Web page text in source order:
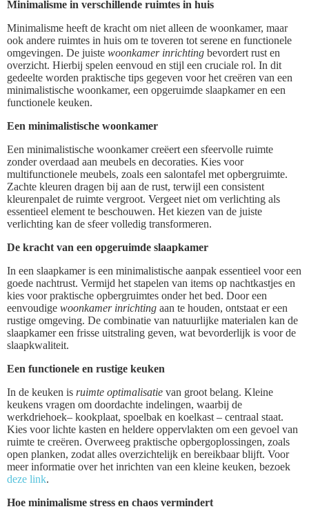
Minimalisme in verschillende ruimtes in huis
Minimalisme heeft de kracht om niet alleen de woonkamer, maar
ook andere ruimtes in huis om te toveren tot serene en functionele
omgevingen. De juiste woonkamer inrichting bevordert rust en
overzicht. Hierbij spelen eenvoud en stijl een cruciale rol. In dit
gedeelte worden praktische tips gegeven voor het creëren van een
minimalistische woonkamer, een opgeruimde slaapkamer en een
functionele keuken.
Een minimalistische woonkamer
Een minimalistische woonkamer creëert een sfeervolle ruimte
zonder overdaad aan meubels en decoraties. Kies voor
multifunctionele meubels, zoals een salontafel met opbergruimte.
Zachte kleuren dragen bij aan de rust, terwijl een consistent
kleurenpalet de ruimte vergroot. Vergeet niet om verlichting als
essentieel element te beschouwen. Het kiezen van de juiste
verlichting kan de sfeer volledig transformeren.
De kracht van een opgeruimde slaapkamer
In een slaapkamer is een minimalistische aanpak essentieel voor een
goede nachtrust. Vermijd het stapelen van items op nachtkastjes en
kies voor praktische opbergruimtes onder het bed. Door een
eenvoudige woonkamer inrichting aan te houden, ontstaat er een
rustige omgeving. De combinatie van natuurlijke materialen kan de
slaapkamer een frisse uitstraling geven, wat bevorderlijk is voor de
slaapkwaliteit.
Een functionele en rustige keuken
In de keuken is ruimte optimalisatie van groot belang. Kleine
keukens vragen om doordachte indelingen, waarbij de
werkdriehoek– kookplaat, spoelbak en koelkast – centraal staat.
Kies voor lichte kasten en heldere oppervlakten om een gevoel van
ruimte te creëren. Overweeg praktische opbergoplossingen, zoals
open planken, zodat alles overzichtelijk en bereikbaar blijft. Voor
meer informatie over het inrichten van een kleine keuken, bezoek
deze link.
Hoe minimalisme stress en chaos vermindert